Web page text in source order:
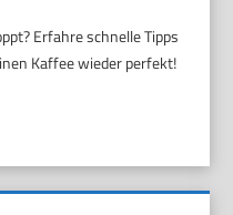
Erfahre schnelle Tipps
Kaffee wieder perfekt!